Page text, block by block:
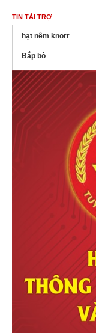
TIN TÀI TRỢ
hạt nêm knorr
Bắp bò